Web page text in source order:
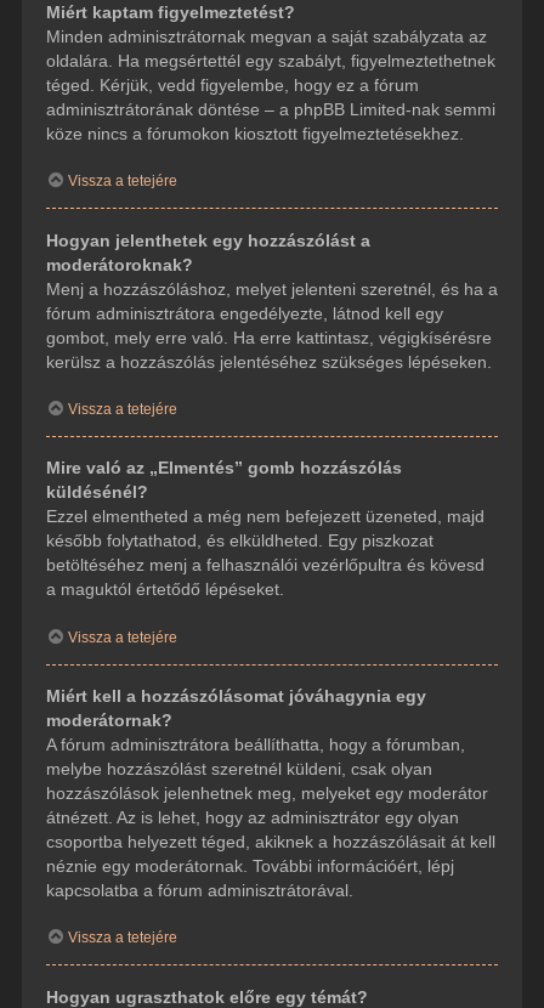
Miért kaptam figyelmeztetést?
Minden adminisztrátornak megvan a saját szabályzata az
oldalára. Ha megsértettél egy szabályt, figyelmeztethetnek
téged. Kérjük, vedd figyelembe, hogy ez a fórum
adminisztrátorának döntése – a phpBB Limited-nak semmi
köze nincs a fórumokon kiosztott figyelmeztetésekhez.
Vissza a tetejére
Hogyan jelenthetek egy hozzászólást a
moderátoroknak?
Menj a hozzászóláshoz, melyet jelenteni szeretnél, és ha a
fórum adminisztrátora engedélyezte, látnod kell egy
gombot, mely erre való. Ha erre kattintasz, végigkísérésre
kerülsz a hozzászólás jelentéséhez szükséges lépéseken.
Vissza a tetejére
Mire való az „Elmentés” gomb hozzászólás
küldésénél?
Ezzel elmentheted a még nem befejezett üzeneted, majd
később folytathatod, és elküldheted. Egy piszkozat
betöltéséhez menj a felhasználói vezérlőpultra és kövesd
a maguktól értetődő lépéseket.
Vissza a tetejére
Miért kell a hozzászólásomat jóváhagynia egy
moderátornak?
A fórum adminisztrátora beállíthatta, hogy a fórumban,
melybe hozzászólást szeretnél küldeni, csak olyan
hozzászólások jelenhetnek meg, melyeket egy moderátor
átnézett. Az is lehet, hogy az adminisztrátor egy olyan
csoportba helyezett téged, akiknek a hozzászólásait át kell
néznie egy moderátornak. További információért, lépj
kapcsolatba a fórum adminisztrátorával.
Vissza a tetejére
Hogyan ugraszthatok előre egy témát?